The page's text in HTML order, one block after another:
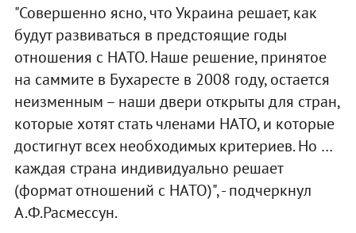
"Совершенно ясно, что Украина решает, как
будут развиваться в предстоящие годы
отношения с НАТО. Наше решение, принятое
на саммите в Бухаресте в 2008 году, остается
неизменным – наши двери открыты для стран,
которые хотят стать членами НАТО, и которые
достигнут всех необходимых критериев. Но …
каждая страна индивидуально решает
(формат отношений с НАТО)", - подчеркнул
А.Ф.Расмессун.